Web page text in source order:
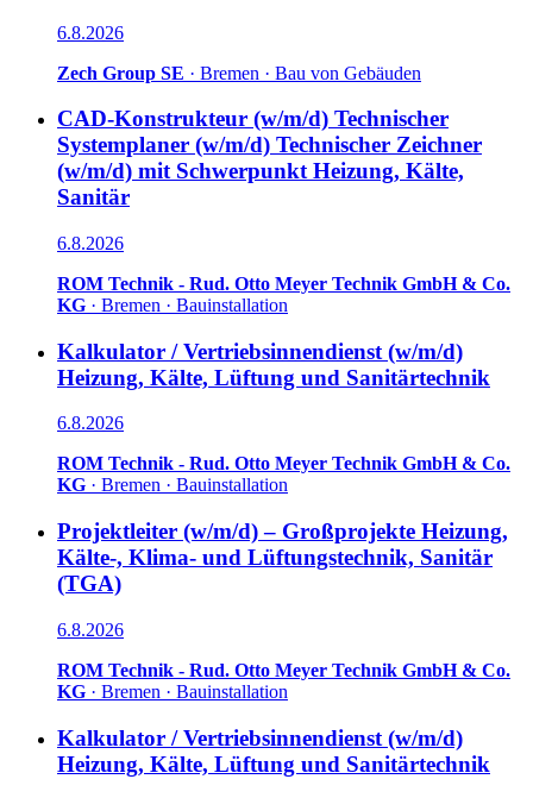
6.8.2026
Zech Group SE · Bremen · Bau von Gebäuden
CAD-Konstrukteur (w/m/d) Technischer
Systemplaner (w/m/d) Technischer Zeichner
(w/m/d) mit Schwerpunkt Heizung, Kälte,
Sanitär
6.8.2026
ROM Technik - Rud. Otto Meyer Technik GmbH & Co.
KG · Bremen · Bauinstallation
Kalkulator / Vertriebsinnendienst (w/m/d)
Heizung, Kälte, Lüftung und Sanitärtechnik
6.8.2026
ROM Technik - Rud. Otto Meyer Technik GmbH & Co.
KG · Bremen · Bauinstallation
Projektleiter (w/m/d) – Großprojekte Heizung,
Kälte-, Klima- und Lüftungstechnik, Sanitär
(TGA)
6.8.2026
ROM Technik - Rud. Otto Meyer Technik GmbH & Co.
KG · Bremen · Bauinstallation
Kalkulator / Vertriebsinnendienst (w/m/d)
Heizung, Kälte, Lüftung und Sanitärtechnik